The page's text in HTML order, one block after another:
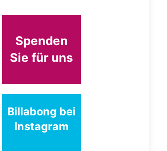
Spenden
Sie für uns
Billabong bei
Instagram